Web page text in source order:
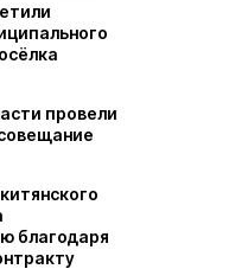
провели
благодаря